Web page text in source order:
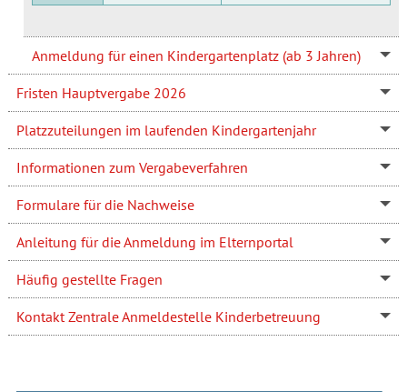
Anmeldung für einen Kindergartenplatz (ab 3 Jahren)
Fristen Hauptvergabe 2026
Platzzuteilungen im laufenden Kindergartenjahr
Informationen zum Vergabeverfahren
Formulare für die Nachweise
Anleitung für die Anmeldung im Elternportal
Häufig gestellte Fragen
Kontakt Zentrale Anmeldestelle Kinderbetreuung